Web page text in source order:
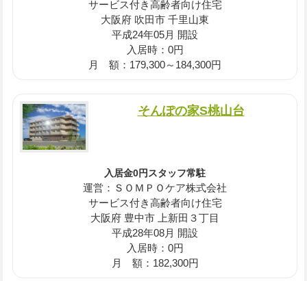
サービス付き高齢者向け住宅
大阪府 吹田市 千里山東
平成24年05月 開設
入居時：0円
月 額：179,300～184,300円
そんぽの家S桃山台
入居金0円スタッフ常駐
運営：ＳＯＭＰＯケア株式会社
サービス付き高齢者向け住宅
大阪府 豊中市 上新田３丁目
平成28年08月 開設
入居時：0円
月 額：182,300円